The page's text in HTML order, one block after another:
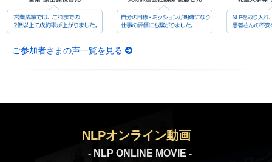
ご参加者さまの声一覧を見る
NLPオンライン動画
- NLP ONLINE MOVIE -